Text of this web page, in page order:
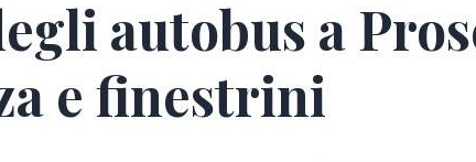
autobus a
e finestrini